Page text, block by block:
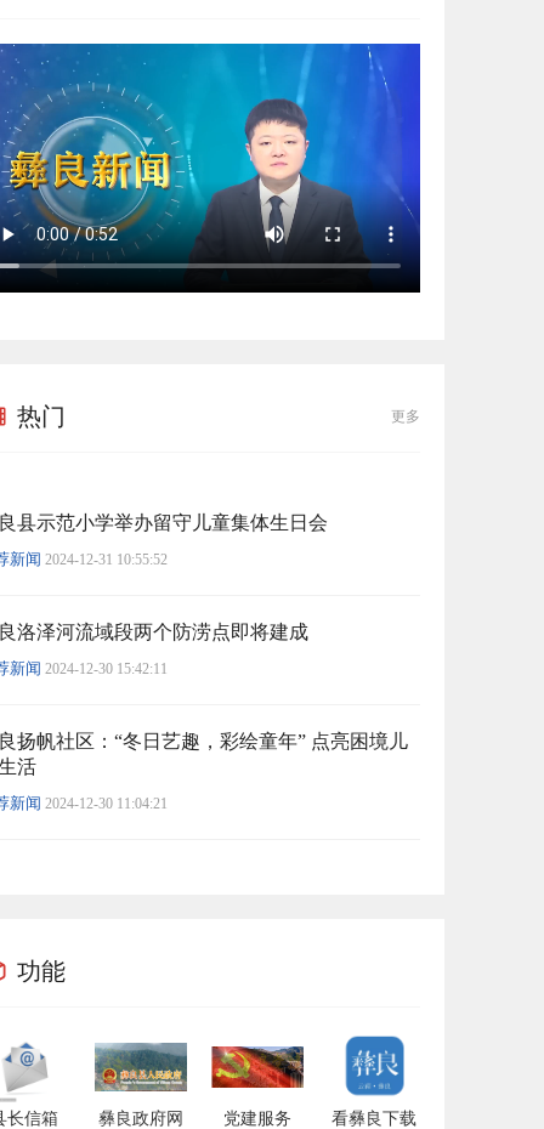
热门 更多
县示范小学举办留守儿童集体生日会
新闻 2024-12-31 10:55:52
洛泽河流域段两个防涝点即将建成
新闻 2024-12-30 15:42:11
扬帆社区：“冬日艺趣，彩绘童年” 点亮困境儿
活
新闻 2024-12-30 11:04:21
功能
长信箱 彝良政府网 党建服务 看彝良下载